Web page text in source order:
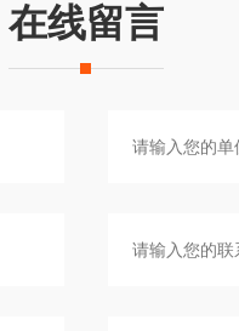
在线留言